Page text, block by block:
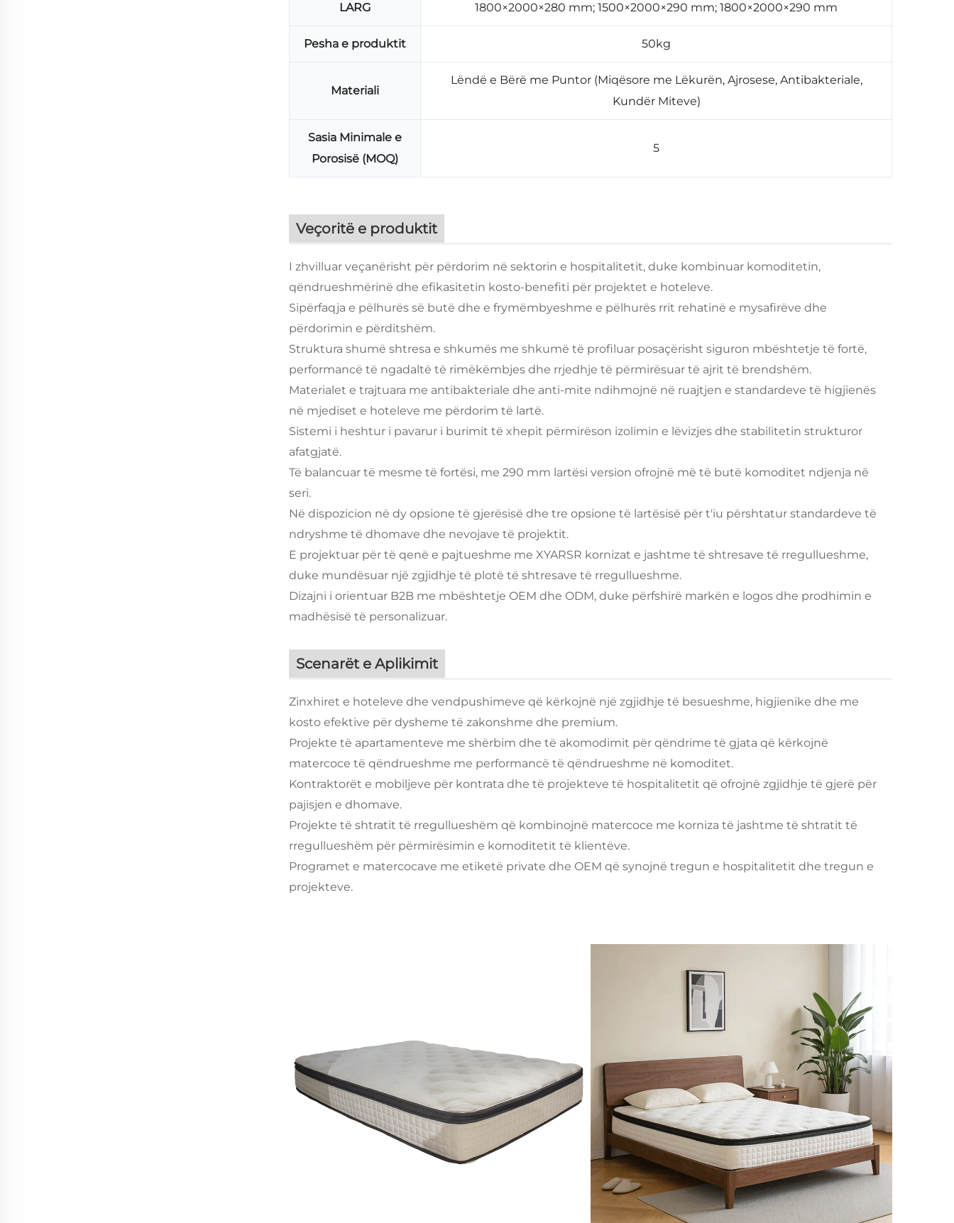
LARG
1800×2000×280 mm; 1500×2000×290 mm; 1800×2000×290 mm
Pesha e produktit 50kg
Materiali
Lëndë e Bërë me Puntor (Miqësore me Lëkurën, Ajrosese, Antibakteriale,
Kundër Miteve)
Sasia Minimale e
Porosisë (MOQ)
5
Veçoritë e produktit
I zhvilluar veçanërisht për përdorim në sektorin e hospitalitetit, duke kombinuar komoditetin,
qëndrueshmërinë dhe efikasitetin kosto-benefiti për projektet e hoteleve.
Sipërfaqja e pëlhurës së butë dhe e frymëmbyeshme e pëlhurës rrit rehatinë e mysafirëve dhe
përdorimin e përditshëm.
Struktura shumë shtresa e shkumës me shkumë të profiluar posaçërisht siguron mbështetje të fortë,
performancë të ngadaltë të rimëkëmbjes dhe rrjedhje të përmirësuar të ajrit të brendshëm.
Materialet e trajtuara me antibakteriale dhe anti-mite ndihmojnë në ruajtjen e standardeve të higjienës
në mjediset e hoteleve me përdorim të lartë.
Sistemi i heshtur i pavarur i burimit të xhepit përmirëson izolimin e lëvizjes dhe stabilitetin strukturor
afatgjatë.
Të balancuar të mesme të fortësi, me 290 mm lartësi version ofrojnë më të butë komoditet ndjenja në
seri.
Në dispozicion në dy opsione të gjerësisë dhe tre opsione të lartësisë për t'iu përshtatur standardeve të
ndryshme të dhomave dhe nevojave të projektit.
E projektuar për të qenë e pajtueshme me XYARSR kornizat e jashtme të shtresave të rregullueshme,
duke mundësuar një zgjidhje të plotë të shtresave të rregullueshme.
Dizajni i orientuar B2B me mbështetje OEM dhe ODM, duke përfshirë markën e logos dhe prodhimin e
madhësisë të personalizuar.
Scenarët e Aplikimit
Zinxhiret e hoteleve dhe vendpushimeve që kërkojnë një zgjidhje të besueshme, higjienike dhe me
kosto efektive për dysheme të zakonshme dhe premium.
Projekte të apartamenteve me shërbim dhe të akomodimit për qëndrime të gjata që kërkojnë
matercoce të qëndrueshme me performancë të qëndrueshme në komoditet.
Kontraktorët e mobiljeve për kontrata dhe të projekteve të hospitalitetit që ofrojnë zgjidhje të gjerë për
pajisjen e dhomave.
Projekte të shtratit të rregullueshëm që kombinojnë matercoce me korniza të jashtme të shtratit të
rregullueshëm për përmirësimin e komoditetit të klientëve.
Programet e matercocave me etiketë private dhe OEM që synojnë tregun e hospitalitetit dhe tregun e
projekteve.